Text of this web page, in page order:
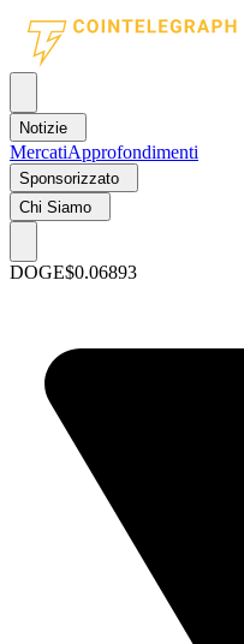
Notizie
MercatiApprofondimenti
Sponsorizzato
Chi Siamo
DOGE$0.06893